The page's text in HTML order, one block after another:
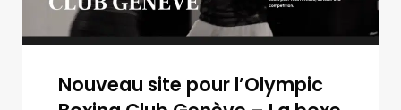
Nouveau site pour l’Olympic